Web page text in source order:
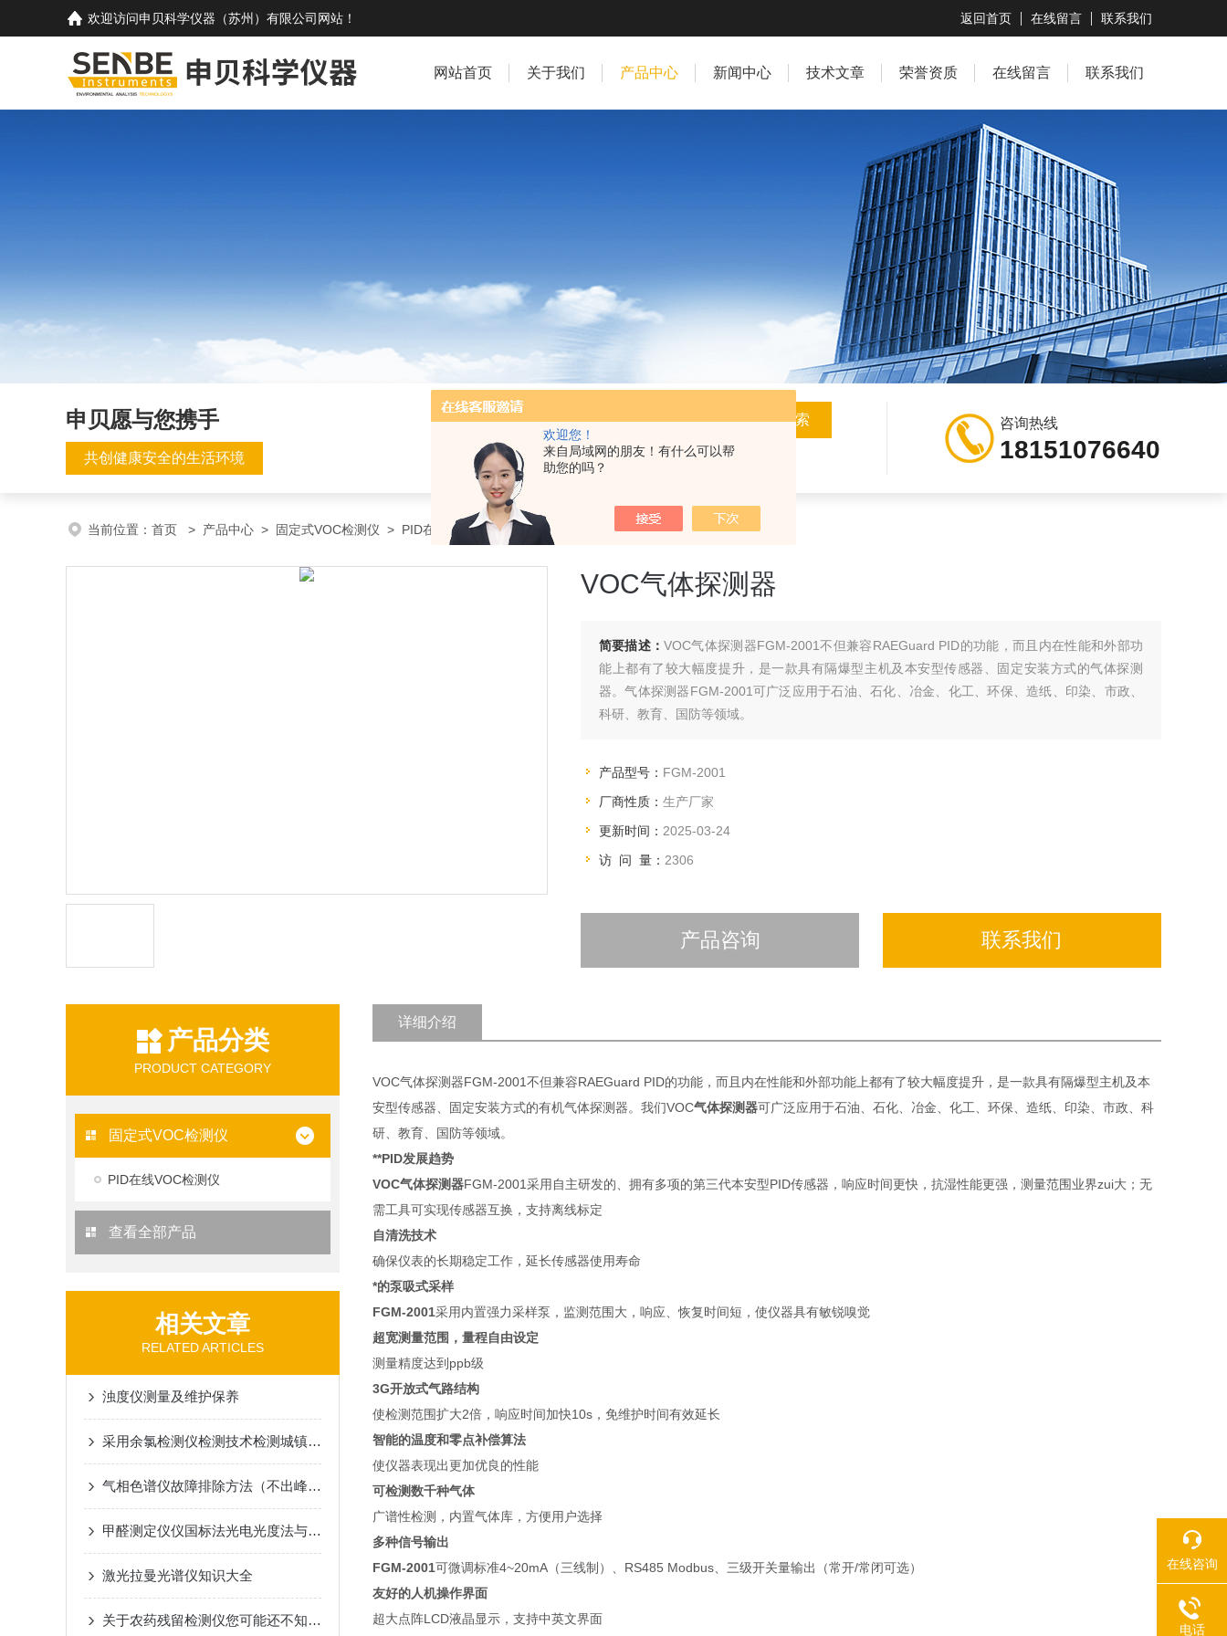
欢迎您！
来自局域网的朋友！有什么可以帮
助您的吗？
欢迎访问申贝科学仪器（苏州）有限公司 网站！ 返回首页 在线留言 联系我们
网站首页 关于我们 产品中心 新闻中心 技术文章 荣誉资质 在线留言 联系我们
申贝愿与您携手
共创健康安全的生活环境
咨询热线
18151076640
当前位置： 首页 > 产品中心 > 固定式VOC检测仪 > PID在线VOC检测仪 > FGM-2001VOC气体探测器
VOC气体探测器
简要描述： VOC气体探测器FGM-2001不但兼容RAEGuard PID的功能，而且内在性能和外部功
能上都有了较大幅度提升，是一款具有隔爆型主机及本安型传感器、固定安装方式的气体探测
器。气体探测器FGM-2001可广泛应用于石油、石化、冶金、化工、环保、造纸、印染、市政、
科研、教育、国防等领域。
产品型号： FGM-2001
厂商性质： 生产厂家
更新时间： 2025-03-24
访 问 量： 2306
产品咨询 联系我们
产品分类
PRODUCT CATEGORY
固定式VOC检测仪
PID在线VOC检测仪
查看全部产品
相关文章
RELATED ARTICLES
浊度仪测量及维护保养
采用余氯检测仪检测技术检测城镇污水厂余氯很有必要
气相色谱仪故障排除方法（不出峰与灵敏度降低）
甲醛测定仪仪国标法光电光度法与电化学的区别
激光拉曼光谱仪知识大全
关于农药残留检测仪您可能还不知道！
详细介绍
VOC气体探测器FGM-2001不但兼容RAEGuard PID的功能，而且内在性能和外部功能上都有了较大幅度提升，是一款具有隔爆型主机及本
安型传感器、固定安装方式的有机气体探测器。我们VOC气体探测器可广泛应用于石油、石化、冶金、化工、环保、造纸、印染、市政、科
研、教育、国防等领域。
**PID发展趋势
VOC气体探测器FGM-2001采用自主研发的、拥有多项的第三代本安型PID传感器，响应时间更快，抗湿性能更强，测量范围业界zui大；无
需工具可实现传感器互换，支持离线标定
自清洗技术
确保仪表的长期稳定工作，延长传感器使用寿命
*的泵吸式采样
FGM-2001采用内置强力采样泵，监测范围大，响应、恢复时间短，使仪器具有敏锐嗅觉
超宽测量范围，量程自由设定
测量精度达到ppb级
3G开放式气路结构
使检测范围扩大2倍，响应时间加快10s，免维护时间有效延长
智能的温度和零点补偿算法
使仪器表现出更加优良的性能
可检测数千种气体
广谱性检测，内置气体库，方便用户选择
多种信号输出
FGM-2001可微调标准4~20mA（三线制）、RS485 Modbus、三级开关量输出（常开/常闭可选）
友好的人机操作界面
超大点阵LCD液晶显示，支持中英文界面
在线咨询
电话